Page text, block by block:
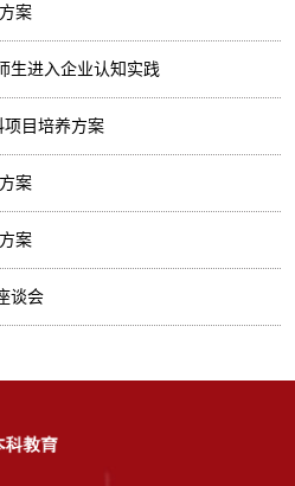
案
生进入企业认知实践
目培养方案
案
案
谈会